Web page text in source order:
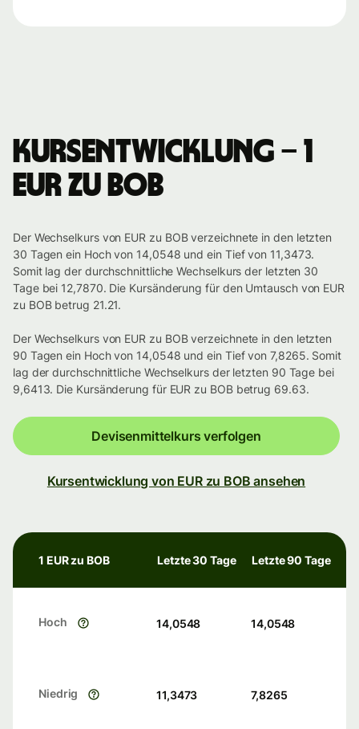
Kursentwicklung – 1
EUR zu BOB
Der Wechselkurs von EUR zu BOB verzeichnete in den letzten
30 Tagen ein Hoch von 14,0548 und ein Tief von 11,3473.
Somit lag der durchschnittliche Wechselkurs der letzten 30
Tage bei 12,7870. Die Kursänderung für den Umtausch von EUR
zu BOB betrug 21.21.
Der Wechselkurs von EUR zu BOB verzeichnete in den letzten
90 Tagen ein Hoch von 14,0548 und ein Tief von 7,8265. Somit
lag der durchschnittliche Wechselkurs der letzten 90 Tage bei
9,6413. Die Kursänderung für EUR zu BOB betrug 69.63.
Devisenmittelkurs verfolgen
Kursentwicklung von EUR zu BOB ansehen
1 EUR zu BOB Letzte 30 Tage Letzte 90 Tage
Hoch 14,0548 14,0548
Niedrig 11,3473 7,8265